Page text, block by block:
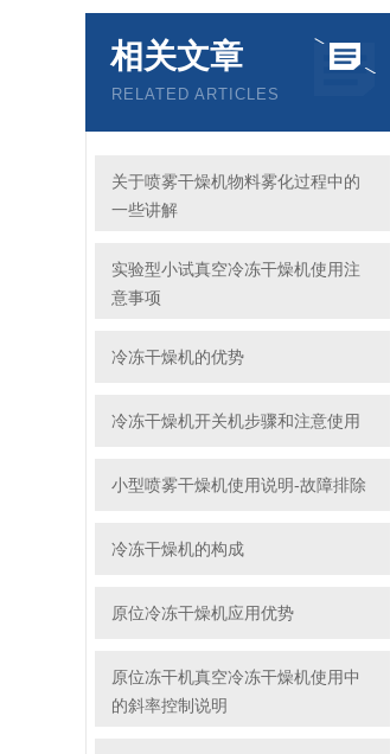
相关文章
RELATED ARTICLES
关于喷雾干燥机物料雾化过程中的
一些讲解
实验型小试真空冷冻干燥机使用注
意事项
冷冻干燥机的优势
冷冻干燥机开关机步骤和注意使用
小型喷雾干燥机使用说明-故障排除
冷冻干燥机的构成
原位冷冻干燥机应用优势
原位冻干机真空冷冻干燥机使用中
的斜率控制说明